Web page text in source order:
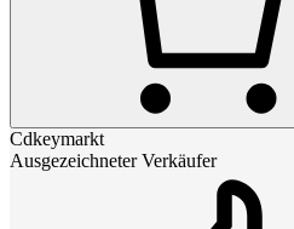
Cdkeymarkt
Ausgezeichneter Verkäufer